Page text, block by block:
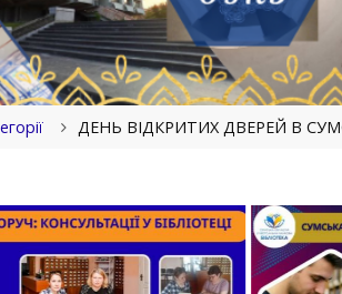
ДЕНЬ ВІДКРИТИХ ДВЕРЕЙ В